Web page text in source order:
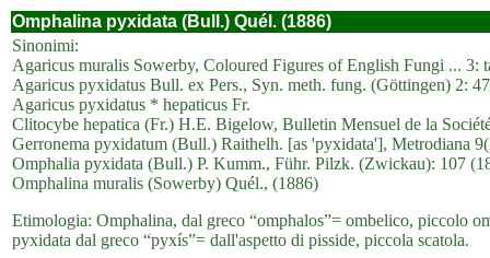
Omphalina pyxidata (Bull.) Quél. (1886)
Sinonimi:
Agaricus muralis Sowerby, Coloured Figures of English Fungi ... 3:
Agaricus pyxidatus Bull. ex Pers., Syn. meth. fung. (Göttingen) 2:
Agaricus pyxidatus * hepaticus Fr.
Clitocybe hepatica (Fr.) H.E. Bigelow, Bulletin Mensuel de la
Gerronema pyxidatum (Bull.) Raithelh. [as 'pyxidata'], Metrodiana
Omphalia pyxidata (Bull.) P. Kumm., Führ. Pilzk. (Zwickau): 107
Omphalina muralis (Sowerby) Quél., (1886)
Etimologia: Omphalina, dal greco “omphalos”= ombelico, piccolo
pyxidata dal greco “pyxís”= dall'aspetto di pisside, piccola scatola.